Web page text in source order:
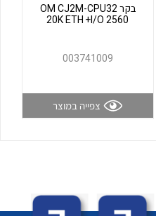
בקר OM CJ2M-CPU32
20K ETH +I/O 2560
003741009
צפייה במוצר